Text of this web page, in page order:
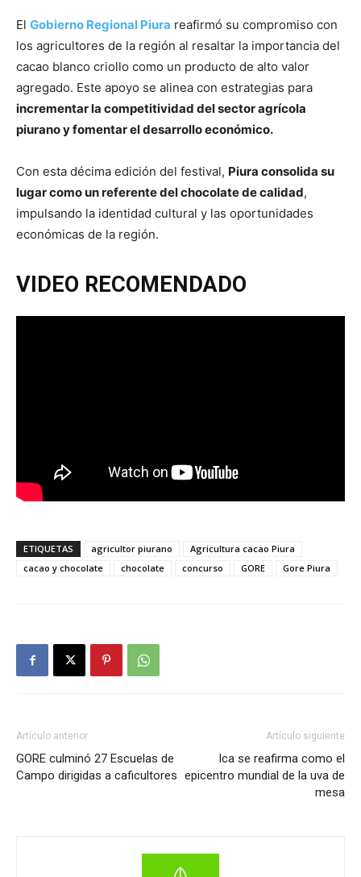
El Gobierno Regional Piura reafirmó su compromiso con
los agricultores de la región al resaltar la importancia del
cacao blanco criollo como un producto de alto valor
agregado. Este apoyo se alinea con estrategias para
incrementar la competitividad del sector agrícola
piurano y fomentar el desarrollo económico.
Con esta décima edición del festival, Piura consolida su
lugar como un referente del chocolate de calidad,
impulsando la identidad cultural y las oportunidades
económicas de la región.
VIDEO RECOMENDADO
ETIQUETAS agricultor piurano
Agricultura cacao Piura
cacao y chocolate
chocolate concurso GORE Gore Piura
Artículo anterior
GORE culminó 27 Escuelas de
Campo dirigidas a caficultores
Artículo siguiente
Ica se reafirma como el
epicentro mundial de la uva de
mesa